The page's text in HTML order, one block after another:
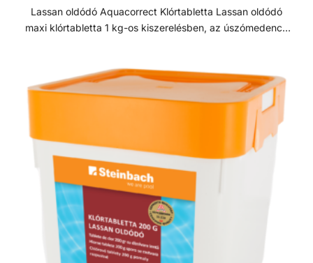
Lassan oldódó Aquacorrect Klórtabletta Lassan oldódó
maxi klórtabletta 1 kg-os kiszerelésben, az úszómedence
víz zavarosodásának megelőzésére. Privát
úszómedencékhez ajánlott, minden vízkeménységnél
tökéletesen alkalmazható. Egy darab tabletta 200 gr.
Felhasználás: általános klórozás és hosszú-távú klórozás.
Elhelyezése úszó vegyszeradagolóba vagy szkimmerbe
javasolt. Klór A mikroorganizmusokat a mechanikus
medencetisztítás, a szűrőrendszer nem tudja teljesen
eltávolítani. Forró napokon a magas hőmérséklet tökéletes
feltételeket biztosít a mikroorganizmusok és kórokozók
számának gyarapodásához. Ezek táplálékul szolgálnak az
algáknak, amelyek egymás után szaporodnak, amik
tökéletes táptalajt jelentenek a baktériumok, vírusok és